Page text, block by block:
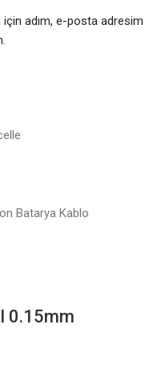
için adım, e-posta adresim
Batarya Kablo
0.15mm